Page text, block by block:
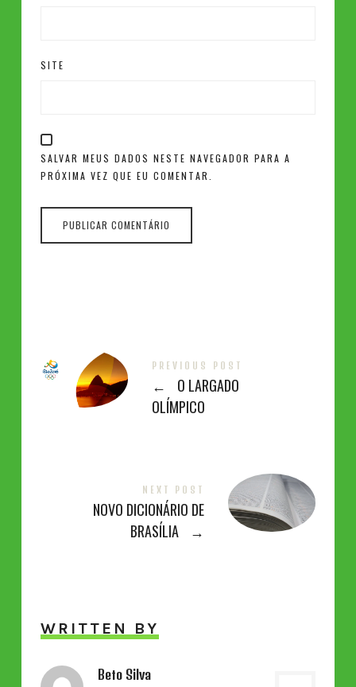
SITE
SALVAR MEUS DADOS NESTE NAVEGADOR PARA A
PRÓXIMA VEZ QUE EU COMENTAR.
PREVIOUS POST
←
O LARGADO
OLÍMPICO
NEXT POST
NOVO DICIONÁRIO DE
BRASÍLIA
→
WRITTEN BY
Beto Silva